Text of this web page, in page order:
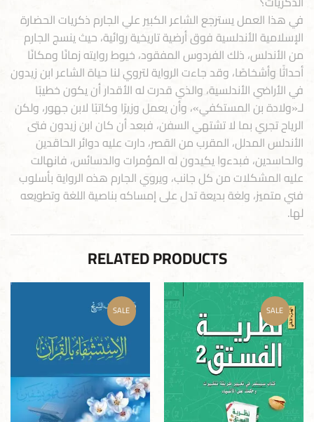
في هذا العمل يسترجع الشاعر الكبير علي الجارم ذكريات الحضارة
الإسلامية الأندلسية فوق أرضية تاريخية روائية، حيث ينسج الجارم
من الأندلس، ذلك الفردوس المفقود، خيوط روايته زمانًا ومكانًا
أحداثًا وأشخاصًا، وقد جاءت الرواية لتروي لنا حياة الشاعر ابن زيدون
في الأراضي الأندلسية، والذي قدرت له الأقدار أن يكون خطيبًا
لـ«ولادة بن المستكفي»، وأن يعمل وزيرًا وكاتبًا لابن جهور، ولكن
الرياح تجري بما لا تشتهي السفن، فبعد أن كان ابن زيدون فتى
الأندلس المدلل، المقرب من القصر، دارت عليه دوائر الحاقدين
والحاسدين، فبدءوا يكيدون له المؤمرات والدسائس، فانهالت
عليه المشكلات من كل جانب، ويروي الجارم هذه الرواية بأسلوب
فني متميز، ولغة بديعة تدل على إمساكه بناصية اللغة وتطويعه
لها.
RELATED PRODUCTS
SALE
SALE